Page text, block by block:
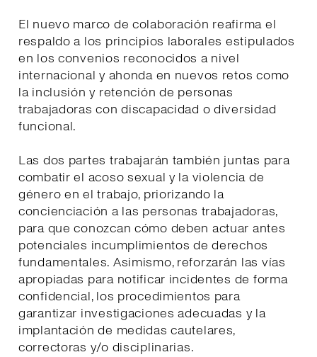
El nuevo marco de colaboración reafirma el
respaldo a los principios laborales estipulados
en los convenios reconocidos a nivel
internacional y ahonda en nuevos retos como
la inclusión y retención de personas
trabajadoras con discapacidad o diversidad
funcional.
Las dos partes trabajarán también juntas para
combatir el acoso sexual y la violencia de
género en el trabajo, priorizando la
concienciación a las personas trabajadoras,
para que conozcan cómo deben actuar antes
potenciales incumplimientos de derechos
fundamentales. Asimismo, reforzarán las vías
apropiadas para notificar incidentes de forma
confidencial, los procedimientos para
garantizar investigaciones adecuadas y la
implantación de medidas cautelares,
correctoras y/o disciplinarias.